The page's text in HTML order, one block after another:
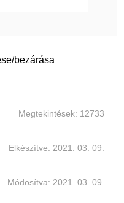
bezárása
Megtekintések: 12733
Elkészítve: 2021. 03. 09.
Módosítva: 2021. 03. 09.